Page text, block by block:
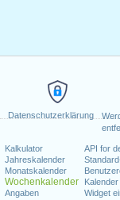
Datenschutzerklärung
Kalkulator
Jahreskalender
Monatskalender
Wochenkalender
Angaben
API for
Widget